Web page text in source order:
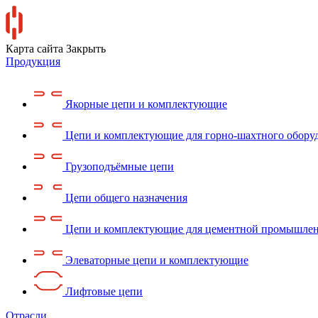
Карта сайта Закрыть
Продукция
Якорные цепи и комплектующие
Цепи и комплектующие для горно-шахтного
Грузоподъёмные цепи
Цепи общего назначения
Цепи и комплектующие для цементной
Элеваторные цепи и комплектующие
Лифтовые цепи
Отрасли